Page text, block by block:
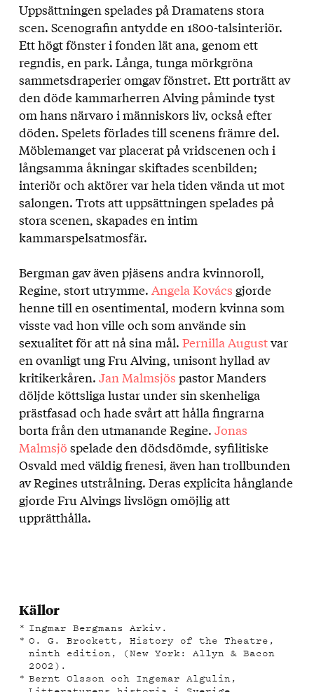
Uppsättningen spelades på Dramatens stora
scen. Scenografin antydde en 1800-talsinteriör.
Ett högt fönster i fonden lät ana, genom ett
regndis, en park. Långa, tunga mörkgröna
sammetsdraperier omgav fönstret. Ett porträtt av
den döde kammarherren Alving påminde tyst
om hans närvaro i människors liv, också efter
döden. Spelets förlades till scenens främre del.
Möblemanget var placerat på vridscenen och i
långsamma åkningar skiftades scenbilden;
interiör och aktörer var hela tiden vända ut mot
salongen. Trots att uppsättningen spelades på
stora scenen, skapades en intim
kammarspelsatmosfär.
Bergman gav även pjäsens andra kvinnoroll,
Regine, stort utrymme. Angela Kovács gjorde
henne till en osentimental, modern kvinna som
visste vad hon ville och som använde sin
sexualitet för att nå sina mål. Pernilla Augustvar
en ovanligt ung Fru Alving, unisont hyllad av
kritikerkåren. Jan Malmsjös pastor Manders
döljde köttsliga lustar under sin skenheliga
prästfasad och hade svårt att hålla fingrarna
borta från den utmanande Regine. Jonas
Malmsjö spelade den dödsdömde, syfilitiske
Osvald med väldig frenesi, även han trollbunden
av Regines utstrålning. Deras explicita hånglande
gjorde Fru Alvings livslögn omöjlig att
upprätthålla.
Källor
Ingmar Bergmans Arkiv.
O. G. Brockett, History of the Theatre,
ninth edition, (New York: Allyn & Bacon
2002).
Bernt Olsson och Ingemar Algulin,